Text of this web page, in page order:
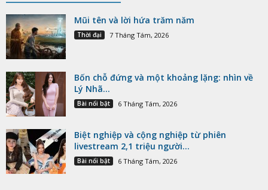
Mũi tên và lời hứa trăm năm
Thời đại 7 Tháng Tám, 2026
Bốn chỗ đứng và một khoảng lặng: nhìn về
Lý Nhã...
Bài nổi bật 6 Tháng Tám, 2026
Biệt nghiệp và cộng nghiệp từ phiên
livestream 2,1 triệu người...
Bài nổi bật 6 Tháng Tám, 2026